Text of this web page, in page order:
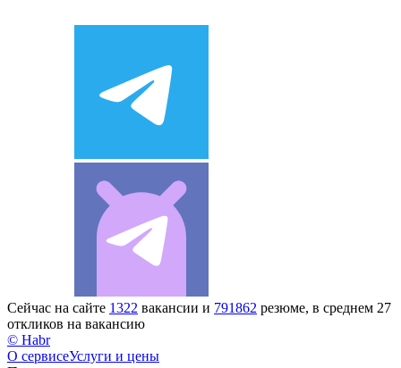
Сейчас на сайте 1322 вакансии и 791862 резюме, в среднем 27
откликов на вакансию
© Habr
О сервисеУслуги и цены